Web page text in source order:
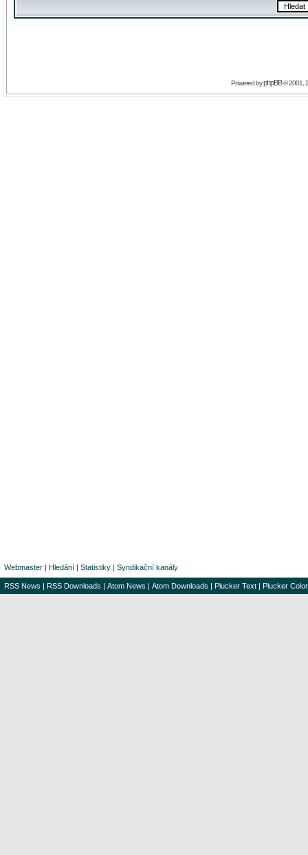
Powered byphpBB© 2001,
Webmaster | Hledání | Statistiky | Syndikační kanály
RSS News | RSS Downloads | Atom News | Atom Downloads | Plucker Text | Plucker Color